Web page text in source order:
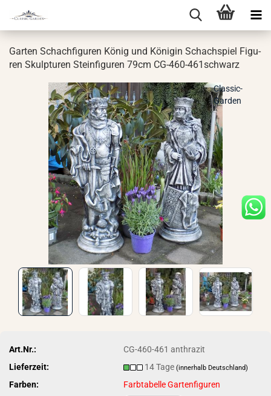
Gar­ten Schach­fi­gu­ren König und Kö­ni­gin Schach­spiel Fi­gu­
ren Skulp­tu­ren Stein­fi­gu­ren 79cm CG-​460-461schwarz
Classic-
Garden
Art.Nr.:
CG-460-461 anthrazit
Lieferzeit:
14 Tage(innerhalb Deutschland)
Farben:
Farbtabelle Gartenfiguren